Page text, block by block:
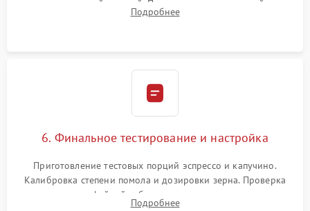
силиконовой смазкой. Проведение программной
декальцинации и очистки системы от кофейных масел.
Подробнее
6. Финальное тестирование и настройка
Приготовление тестовых порций эспрессо и капучино.
Калибровка степени помола и дозировки зерна. Проверка
плотности кофейной таблетки, температуры напитка и
Подробнее